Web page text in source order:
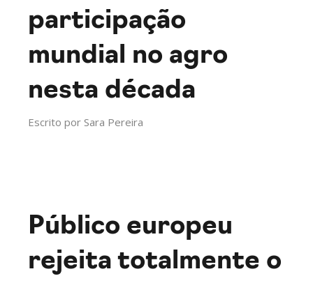
participação
mundial no agro
nesta década
Escrito por Sara Pereira
Público europeu
rejeita totalmente o